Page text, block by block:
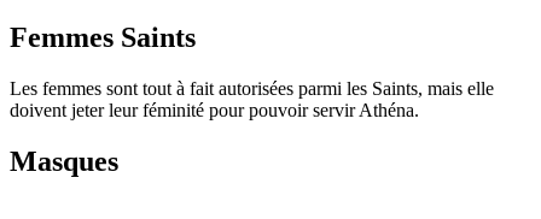
Femmes Saints
Les femmes sont tout à fait autorisées parmi les Saints, mais elle
doivent jeter leur féminité pour pouvoir servir Athéna.
Masques